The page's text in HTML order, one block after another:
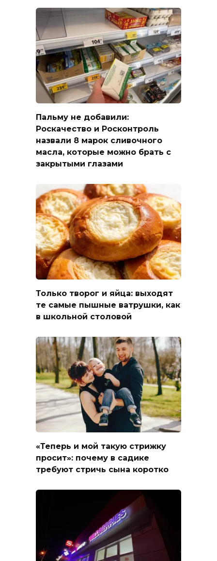
Пальму не добавили:
Роскачество и Росконтроль
назвали 8 марок сливочного
масла, которые можно брать с
закрытыми глазами
Только творог и яйца: выходят
те самые пышные ватрушки, как
в школьной столовой
«Теперь и мой такую стрижку
просит»: почему в садике
требуют стричь сына коротко